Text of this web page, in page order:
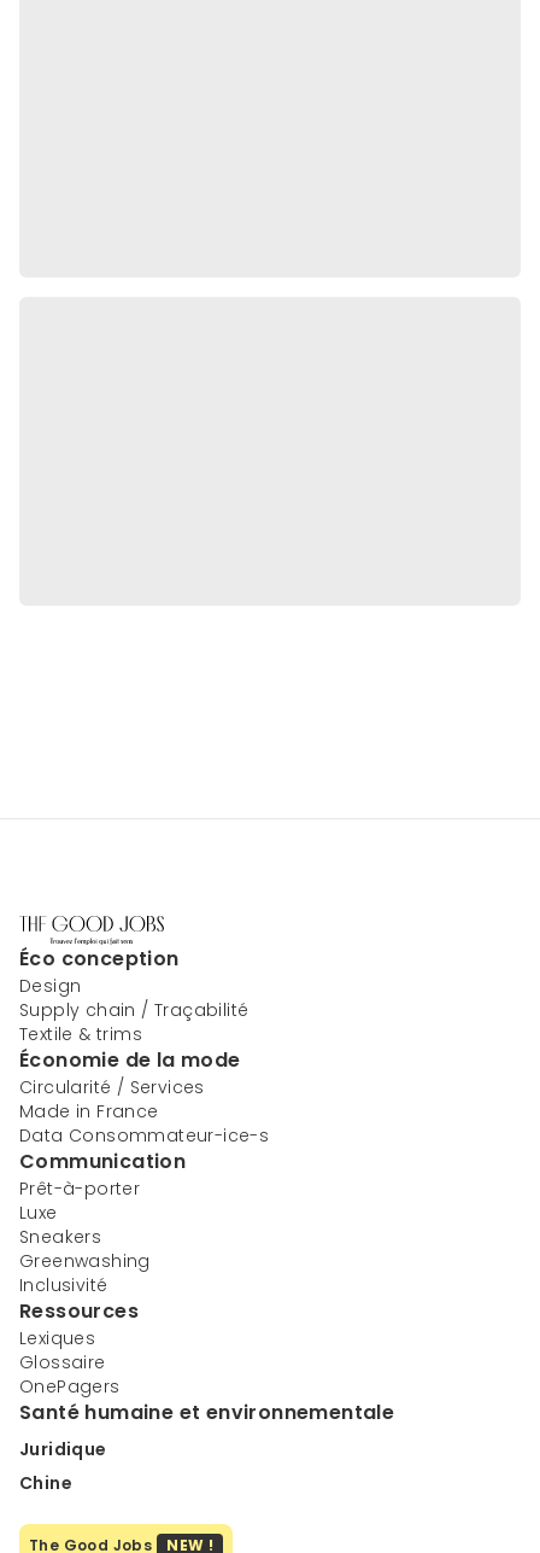
Éco conception
Design
Supply chain / Traçabilité
Textile & trims
Économie de la mode
Circularité / Services
Made in France
Data Consommateur-ice-s
Communication
Prêt-à-porter
Luxe
Sneakers
Greenwashing
Inclusivité
Ressources
Lexiques
Glossaire
OnePagers
Santé humaine et environnementale
Juridique
Chine
The Good Jobs NEW !